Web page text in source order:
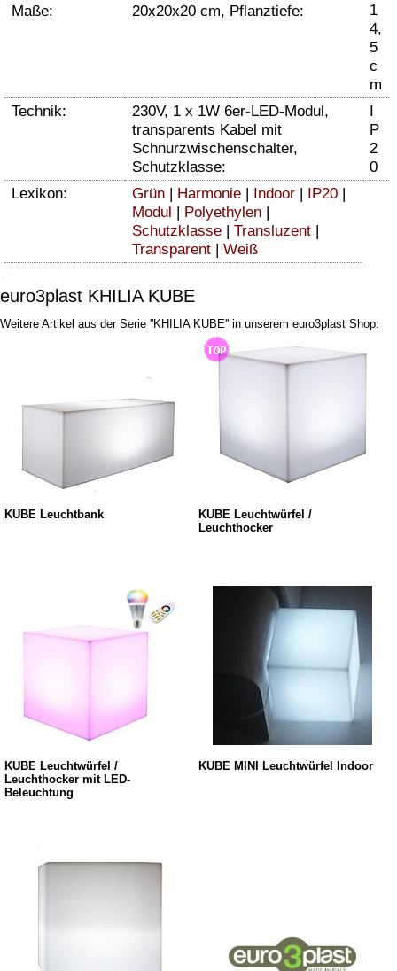
Maße:
20x20x20 cm, Pflanztiefe:
1
4,
5
c
m
Technik:
230V, 1 x 1W 6er-LED-Modul,
transparents Kabel mit
Schnurzwischenschalter,
Schutzklasse:
I
P
2
0
Lexikon:
Grün | Harmonie | Indoor | IP20 |
Modul | Polyethylen |
Schutzklasse | Transluzent |
Transparent | Weiß
euro3plast KHILIA KUBE
Weitere Artikel aus der Serie ''KHILIA KUBE'' in unserem euro3plast Shop:
KUBE Leuchtbank
KUBE Leuchtwürfel /
Leuchthocker
KUBE Leuchtwürfel /
Leuchthocker mit LED-
Beleuchtung
KUBE MINI Leuchtwürfel Indoor